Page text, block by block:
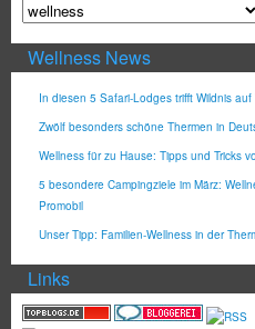
Wellness News
In diesen 5 Safari-Lodges trifft Wildnis auf
Zwölf besonders schöne Thermen in
Wellness für zu Hause: Tipps und Tricks
5 besondere Campingziele im März:
Promobil
Unser Tipp: Familien-Wellness in der
Links